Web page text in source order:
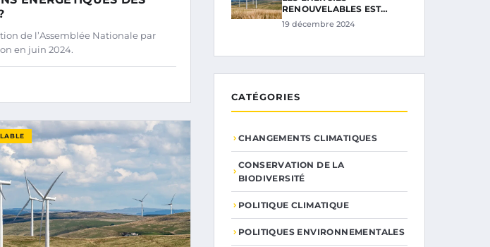
de l’Assemblée Nationale par
en juin 2024.
RENOUVELABLES EST…
19 décembre 2024
CATÉGORIES
CHANGEMENTS CLIMATIQUES
CONSERVATION DE LA
BIODIVERSITÉ
POLITIQUE CLIMATIQUE
POLITIQUES ENVIRONNEMENTALES